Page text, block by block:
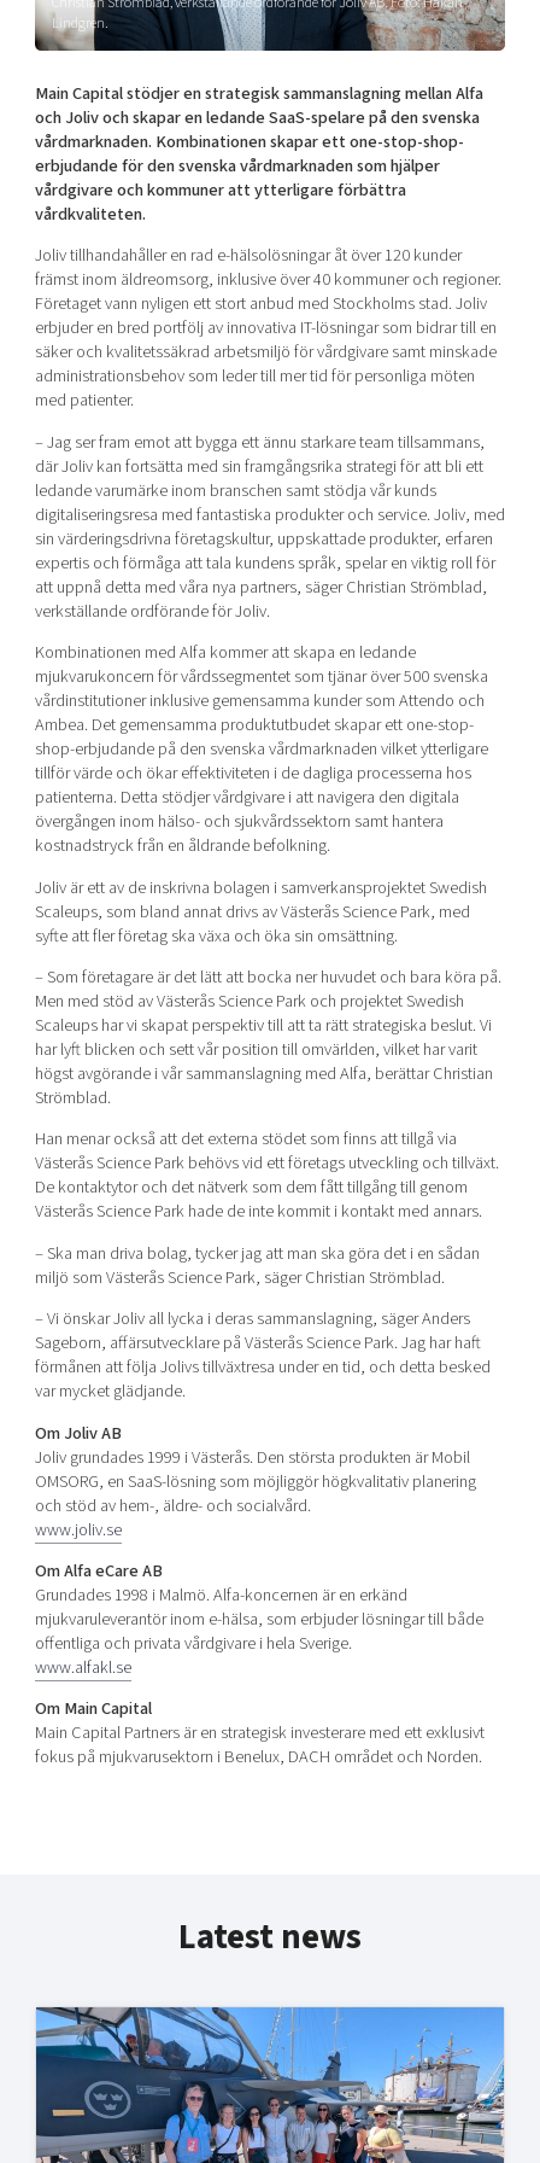
Shaping cities and regions
Bright East
East Sweden Tech Women
Reversed mentorship
Current offers and activities
Upscaling
Startup & industry collaboration
Offers to boost your business
Our community of companies
Projects
Publications
Project toolbox
Our clusters
Reach out to us
Locations
Today's lunch in Mjärdevi
Lindgren.
Main Capital stödjer en strategisk sammanslagning mellan Alfa
och Joliv och skapar en ledande SaaS-spelare på den svenska
vårdmarknaden. Kombinationen skapar ett one-stop-shop-
erbjudande för den svenska vårdmarknaden som hjälper
vårdgivare och kommuner att ytterligare förbättra
vårdkvaliteten.
Joliv tillhandahåller en rad e-hälsolösningar åt över 120 kunder
främst inom äldreomsorg, inklusive över 40 kommuner och regioner.
Företaget vann nyligen ett stort anbud med Stockholms stad. Joliv
erbjuder en bred portfölj av innovativa IT-lösningar som bidrar till en
säker och kvalitetssäkrad arbetsmiljö för vårdgivare samt minskade
administrationsbehov som leder till mer tid för personliga möten
med patienter.
– Jag ser fram emot att bygga ett ännu starkare team tillsammans,
där Joliv kan fortsätta med sin framgångsrika strategi för att bli ett
ledande varumärke inom branschen samt stödja vår kunds
digitaliseringsresa med fantastiska produkter och service. Joliv, med
sin värderingsdrivna företagskultur, uppskattade produkter, erfaren
expertis och förmåga att tala kundens språk, spelar en viktig roll för
att uppnå detta med våra nya partners, säger Christian Strömblad,
verkställande ordförande för Joliv.
Kombinationen med Alfa kommer att skapa en ledande
mjukvarukoncern för vårdssegmentet som tjänar över 500 svenska
vårdinstitutioner inklusive gemensamma kunder som Attendo och
Ambea. Det gemensamma produktutbudet skapar ett one-stop-
shop-erbjudande på den svenska vårdmarknaden vilket ytterligare
tillför värde och ökar effektiviteten i de dagliga processerna hos
patienterna. Detta stödjer vårdgivare i att navigera den digitala
övergången inom hälso- och sjukvårdssektorn samt hantera
kostnadstryck från en åldrande befolkning.
Joliv är ett av de inskrivna bolagen i samverkansprojektet Swedish
Scaleups, som bland annat drivs av Västerås Science Park, med
syfte att fler företag ska växa och öka sin omsättning.
– Som företagare är det lätt att bocka ner huvudet och bara köra på.
Men med stöd av Västerås Science Park och projektet Swedish
Scaleups har vi skapat perspektiv till att ta rätt strategiska beslut. Vi
har lyft blicken och sett vår position till omvärlden, vilket har varit
högst avgörande i vår sammanslagning med Alfa, berättar Christian
Strömblad.
Han menar också att det externa stödet som finns att tillgå via
Västerås Science Park behövs vid ett företags utveckling och tillväxt.
De kontaktytor och det nätverk som dem fått tillgång till genom
Västerås Science Park hade de inte kommit i kontakt med annars.
– Ska man driva bolag, tycker jag att man ska göra det i en sådan
miljö som Västerås Science Park, säger Christian Strömblad.
– Vi önskar Joliv all lycka i deras sammanslagning, säger Anders
Sageborn, affärsutvecklare på Västerås Science Park. Jag har haft
förmånen att följa Jolivs tillväxtresa under en tid, och detta besked
var mycket glädjande.
Om Joliv AB
Joliv grundades 1999 i Västerås. Den största produkten är Mobil
OMSORG, en SaaS-lösning som möjliggör högkvalitativ planering
och stöd av hem-, äldre- och socialvård.
www.joliv.se
Om Alfa eCare AB
Grundades 1998 i Malmö. Alfa-koncernen är en erkänd
mjukvaruleverantör inom e-hälsa, som erbjuder lösningar till både
offentliga och privata vårdgivare i hela Sverige.
www.alfakl.se
Om Main Capital
Main Capital Partners är en strategisk investerare med ett exklusivt
fokus på mjukvarusektorn i Benelux, DACH området och Norden.
Latest news